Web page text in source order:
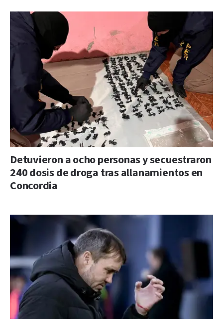
Detuvieron a ocho personas y secuestraron
240 dosis de droga tras allanamientos en
Concordia